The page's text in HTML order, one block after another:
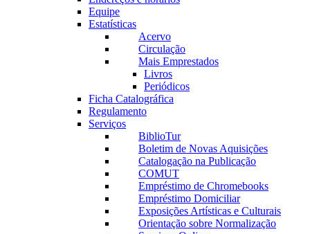
Equipe
Estatísticas
Acervo
Circulação
Mais Emprestados
Livros
Periódicos
Ficha Catalográfica
Regulamento
Serviços
BiblioTur
Boletim de Novas Aquisições
Catalogação na Publicação
COMUT
Empréstimo de Chromebooks
Empréstimo Domiciliar
Exposições Artísticas e Culturais
Orientação sobre Normalização